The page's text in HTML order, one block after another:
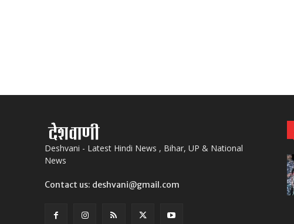
Deshvani - Latest Hindi News , Bihar, UP & National
News
Contact us: deshvani@gmail.com